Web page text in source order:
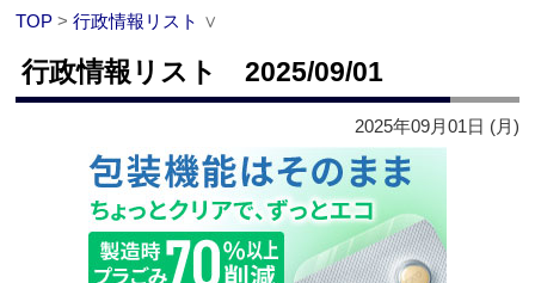
TOP >行政情報リスト ∨
行政情報リスト 2025/09/01
2025年09月01日 (月)